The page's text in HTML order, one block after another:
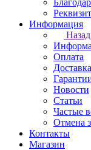
Информация
Назад
Оплата
Доставка
Новости
Статьи
Частые
Отмена
Контакты
Магазин